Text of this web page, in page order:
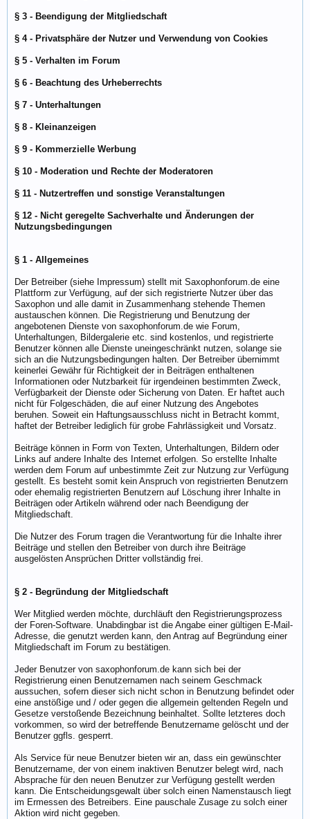
§ 3 - Beendigung der Mitgliedschaft
§ 4 - Privatsphäre der Nutzer und Verwendung von Cookies
§ 5 - Verhalten im Forum
§ 6 - Beachtung des Urheberrechts
§ 7 - Unterhaltungen
§ 8 - Kleinanzeigen
§ 9 - Kommerzielle Werbung
§ 10 - Moderation und Rechte der Moderatoren
§ 11 - Nutzertreffen und sonstige Veranstaltungen
§ 12 - Nicht geregelte Sachverhalte und Änderungen der
Nutzungsbedingungen
§ 1 - Allgemeines
Der Betreiber (siehe Impressum) stellt mit Saxophonforum.de eine
Plattform zur Verfügung, auf der sich registrierte Nutzer über das
Saxophon und alle damit in Zusammenhang stehende Themen
austauschen können. Die Registrierung und Benutzung der
angebotenen Dienste von saxophonforum.de wie Forum,
Unterhaltungen, Bildergalerie etc. sind kostenlos, und registrierte
Benutzer können alle Dienste uneingeschränkt nutzen, solange sie
sich an die Nutzungsbedingungen halten. Der Betreiber übernimmt
keinerlei Gewähr für Richtigkeit der in Beiträgen enthaltenen
Informationen oder Nutzbarkeit für irgendeinen bestimmten Zweck,
Verfügbarkeit der Dienste oder Sicherung von Daten. Er haftet auch
nicht für Folgeschäden, die auf einer Nutzung des Angebotes
beruhen. Soweit ein Haftungsausschluss nicht in Betracht kommt,
haftet der Betreiber lediglich für grobe Fahrlässigkeit und Vorsatz.
Beiträge können in Form von Texten, Unterhaltungen, Bildern oder
Links auf andere Inhalte des Internet erfolgen. So erstellte Inhalte
werden dem Forum auf unbestimmte Zeit zur Nutzung zur Verfügung
gestellt. Es besteht somit kein Anspruch von registrierten Benutzern
oder ehemalig registrierten Benutzern auf Löschung ihrer Inhalte in
Beiträgen oder Artikeln während oder nach Beendigung der
Mitgliedschaft.
Die Nutzer des Forum tragen die Verantwortung für die Inhalte ihrer
Beiträge und stellen den Betreiber von durch ihre Beiträge
ausgelösten Ansprüchen Dritter vollständig frei.
§ 2 - Begründung der Mitgliedschaft
Wer Mitglied werden möchte, durchläuft den Registrierungsprozess
der Foren-Software. Unabdingbar ist die Angabe einer gültigen E-Mail-
Adresse, die genutzt werden kann, den Antrag auf Begründung einer
Mitgliedschaft im Forum zu bestätigen.
Jeder Benutzer von saxophonforum.de kann sich bei der
Registrierung einen Benutzernamen nach seinem Geschmack
aussuchen, sofern dieser sich nicht schon in Benutzung befindet oder
eine anstößige und / oder gegen die allgemein geltenden Regeln und
Gesetze verstoßende Bezeichnung beinhaltet. Sollte letzteres doch
vorkommen, so wird der betreffende Benutzername gelöscht und der
Benutzer ggfls. gesperrt.
Als Service für neue Benutzer bieten wir an, dass ein gewünschter
Benutzername, der von einem inaktiven Benutzer belegt wird, nach
Absprache für den neuen Benutzer zur Verfügung gestellt werden
kann. Die Entscheidungsgewalt über solch einen Namenstausch liegt
im Ermessen des Betreibers. Eine pauschale Zusage zu solch einer
Aktion wird nicht gegeben.